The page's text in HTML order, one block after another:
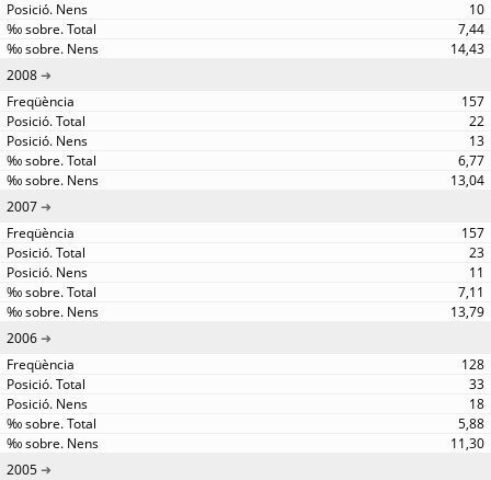
10
7,44
14,43
2008
157
22
13
6,77
13,04
2007
157
23
11
7,11
13,79
2006
128
33
18
5,88
11,30
2005